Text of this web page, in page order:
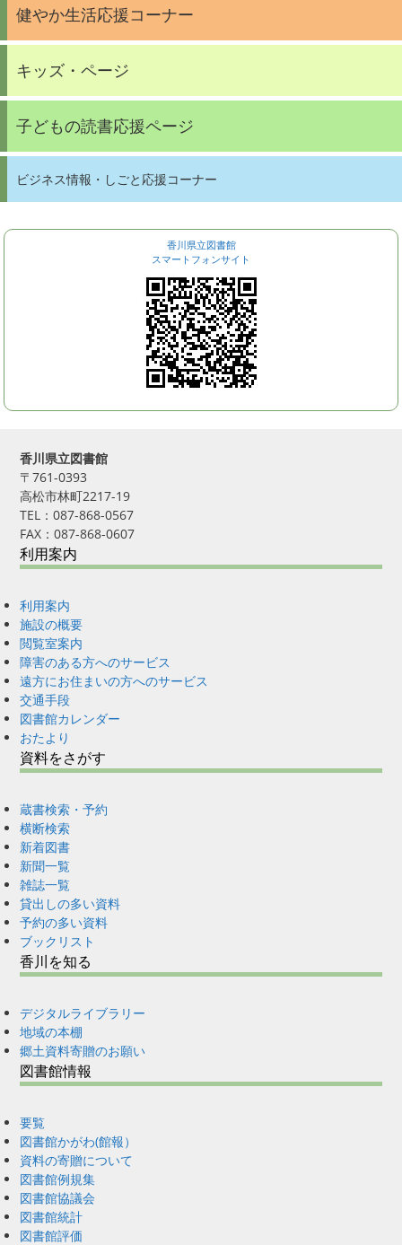
健やか生活応援コーナー
キッズ・ページ
子どもの読書応援ページ
ビジネス情報・しごと応援コーナー
香川県立図書館
スマートフォンサイト
香川県立図書館
〒761-0393
高松市林町2217-19
TEL：087-868-0567
FAX：087-868-0607
利用案内
利用案内
施設の概要
閲覧室案内
障害のある方へのサービス
遠方にお住まいの方へのサービス
交通手段
図書館カレンダー
おたより
資料をさがす
蔵書検索・予約
横断検索
新着図書
新聞一覧
雑誌一覧
貸出しの多い資料
予約の多い資料
ブックリスト
香川を知る
デジタルライブラリー
地域の本棚
郷土資料寄贈のお願い
図書館情報
要覧
図書館かがわ(館報）
資料の寄贈について
図書館例規集
図書館協議会
図書館統計
図書館評価